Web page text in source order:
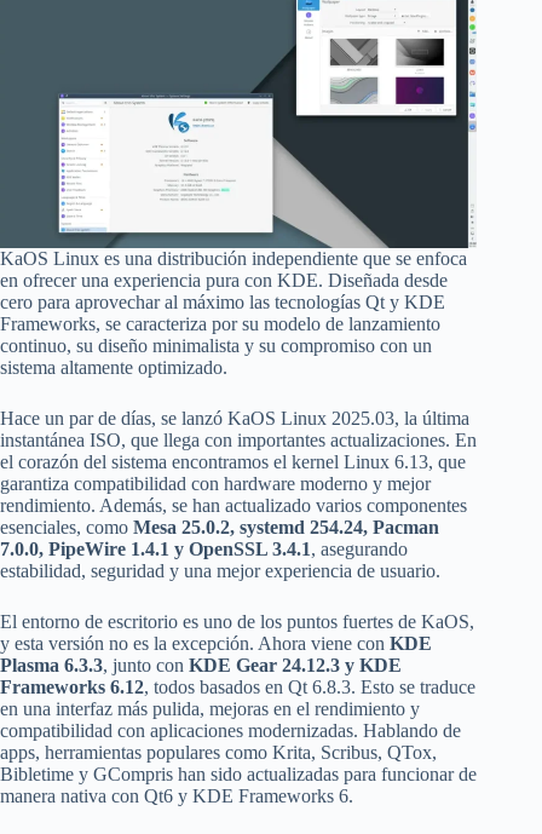
KaOS Linux es una distribución independiente que se enfoca
en ofrecer una experiencia pura con KDE. Diseñada desde
cero para aprovechar al máximo las tecnologías Qt y KDE
Frameworks, se caracteriza por su modelo de lanzamiento
continuo, su diseño minimalista y su compromiso con un
sistema altamente optimizado.
Hace un par de días, se lanzó KaOS Linux 2025.03, la última
instantánea ISO, que llega con importantes actualizaciones. En
el corazón del sistema encontramos el kernel Linux 6.13, que
garantiza compatibilidad con hardware moderno y mejor
rendimiento. Además, se han actualizado varios componentes
esenciales, como Mesa 25.0.2, systemd 254.24, Pacman
7.0.0, PipeWire 1.4.1 y OpenSSL 3.4.1, asegurando
estabilidad, seguridad y una mejor experiencia de usuario.
El entorno de escritorio es uno de los puntos fuertes de KaOS,
y esta versión no es la excepción. Ahora viene con KDE
Plasma 6.3.3, junto con KDE Gear 24.12.3 y KDE
Frameworks 6.12, todos basados en Qt 6.8.3. Esto se traduce
en una interfaz más pulida, mejoras en el rendimiento y
compatibilidad con aplicaciones modernizadas. Hablando de
apps, herramientas populares como Krita, Scribus, QTox,
Bibletime y GCompris han sido actualizadas para funcionar de
manera nativa con Qt6 y KDE Frameworks 6.